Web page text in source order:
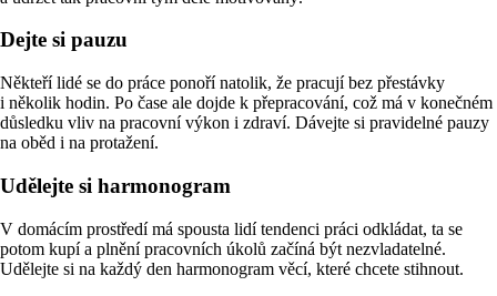
Dejte si pauzu
Někteří lidé se do práce ponoří natolik, že pracují bez přestávky
i několik hodin. Po čase ale dojde k přepracování, což má v konečném
důsledku vliv na pracovní výkon i zdraví. Dávejte si pravidelné pauzy
na oběd i na protažení.
Udělejte si harmonogram
V domácím prostředí má spousta lidí tendenci práci odkládat, ta se
potom kupí a plnění pracovních úkolů začíná být nezvladatelné.
Udělejte si na každý den harmonogram věcí, které chcete stihnout.